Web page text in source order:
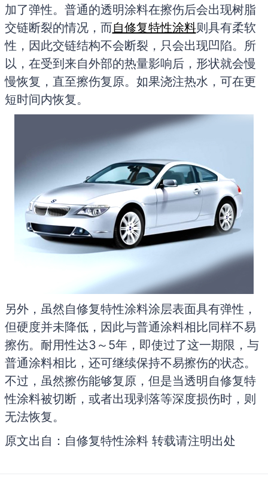
加了弹性。普通的透明涂料在擦伤后会出现树脂
交链断裂的情况，而自修复特性涂料则具有柔软
性，因此交链结构不会断裂，只会出现凹陷。所
以，在受到来自外部的热量影响后，形状就会慢
慢恢复，直至擦伤复原。如果浇注热水，可在更
短时间内恢复。
另外，虽然自修复特性涂料涂层表面具有弹性，
但硬度并未降低，因此与普通涂料相比同样不易
擦伤。耐用性达3～5年，即使过了这一期限，与
普通涂料相比，还可继续保持不易擦伤的状态。
不过，虽然擦伤能够复原，但是当透明自修复特
性涂料被切断，或者出现剥落等深度损伤时，则
无法恢复。
原文出自：自修复特性涂料 转载请注明出处